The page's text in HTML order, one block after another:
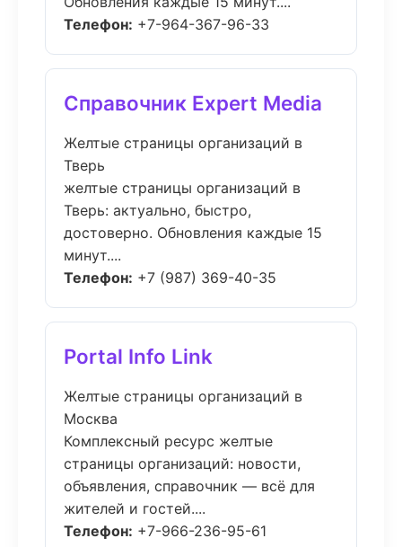
Телефон: +7-964-367-96-33
Справочник Expert Media
Желтые страницы организаций в
Тверь
желтые страницы организаций в
Тверь: актуально, быстро,
достоверно. Обновления каждые 15
минут....
Телефон: +7 (987) 369-40-35
Portal Info Link
Желтые страницы организаций в
Москва
Комплексный ресурс желтые
страницы организаций: новости,
объявления, справочник — всё для
жителей и гостей....
Телефон: +7-966-236-95-61